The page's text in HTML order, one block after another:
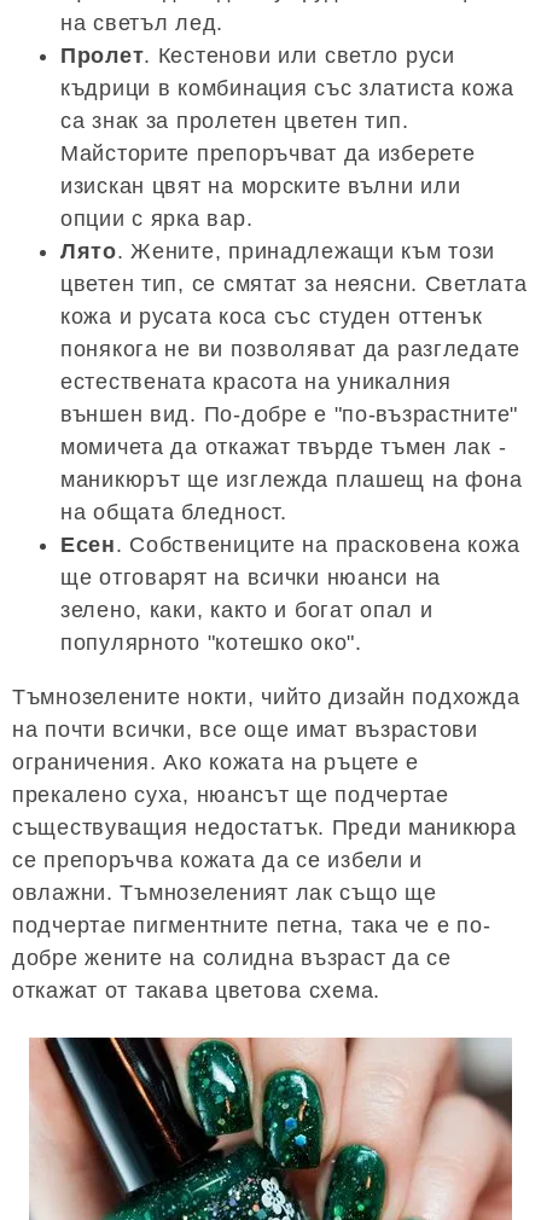
на светъл лед.
Пролет. Кестенови или светло руси
къдрици в комбинация със златиста кожа
са знак за пролетен цветен тип.
Майсторите препоръчват да изберете
изискан цвят на морските вълни или
опции с ярка вар.
Лято. Жените, принадлежащи към този
цветен тип, се смятат за неясни. Светлата
кожа и русата коса със студен оттенък
понякога не ви позволяват да разгледате
естествената красота на уникалния
външен вид. По-добре е "по-възрастните"
момичета да откажат твърде тъмен лак -
маникюрът ще изглежда плашещ на фона
на общата бледност.
Есен. Собствениците на прасковена кожа
ще отговарят на всички нюанси на
зелено, каки, ​​както и богат опал и
популярното "котешко око".
Тъмнозелените нокти, чийто дизайн подхожда
на почти всички, все още имат възрастови
ограничения. Ако кожата на ръцете е
прекалено суха, нюансът ще подчертае
съществуващия недостатък. Преди маникюра
се препоръчва кожата да се избели и
овлажни. Тъмнозеленият лак също ще
подчертае пигментните петна, така че е по-
добре жените на солидна възраст да се
откажат от такава цветова схема.